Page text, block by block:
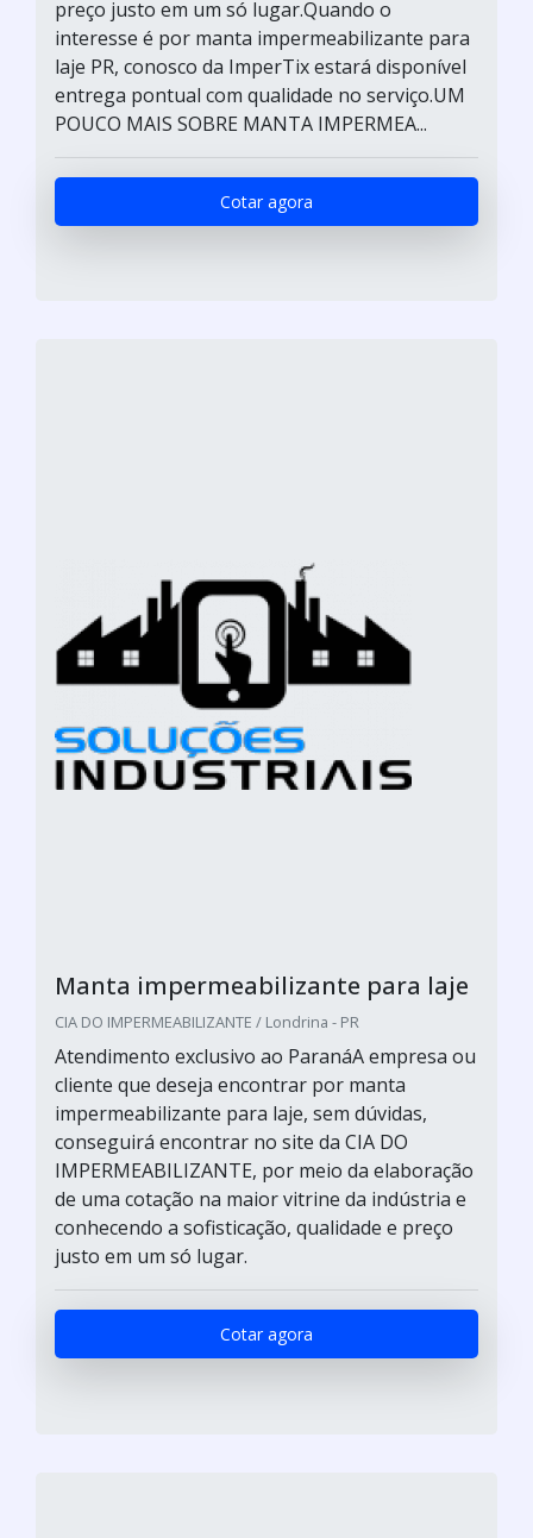
preço justo em um só lugar.Quando o
interesse é por manta impermeabilizante para
laje PR, conosco da ImperTix estará disponível
entrega pontual com qualidade no serviço.UM
POUCO MAIS SOBRE MANTA IMPERMEA...
Cotar agora
Manta impermeabilizante para laje
CIA DO IMPERMEABILIZANTE / Londrina - PR
Atendimento exclusivo ao ParanáA empresa ou
cliente que deseja encontrar por manta
impermeabilizante para laje, sem dúvidas,
conseguirá encontrar no site da CIA DO
IMPERMEABILIZANTE, por meio da elaboração
de uma cotação na maior vitrine da indústria e
conhecendo a sofisticação, qualidade e preço
justo em um só lugar.
Cotar agora